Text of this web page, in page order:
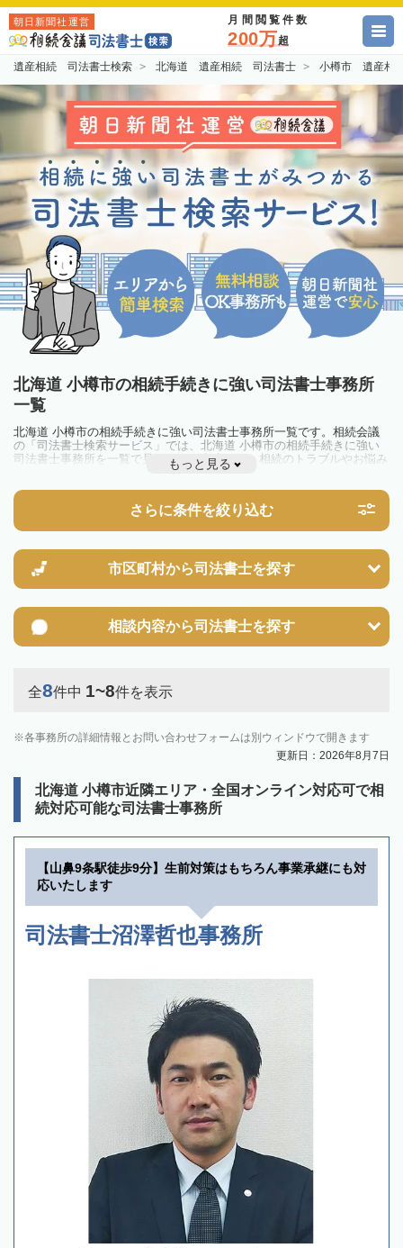
朝日新聞社運営 月間閲覧件数
200万超
遺産相続 司法書士検索 北海道 遺産相続 司法書士 小樽市 遺産相
北海道 小樽市の相続手続きに強い司法書士事務所
一覧
北海道 小樽市の相続手続きに強い司法書士事務所一覧です。相続会議
の「司法書士検索サービス」では、北海道 小樽市の相続手続きに強い
司法書士事務所を一覧で見ることが出来ます。相続のトラブルやお悩み
を抱えている方は一度近隣の司法書士に相談してみましょう。
もっと見る
さらに条件を絞り込む
市区町村から司法書士を探す
相談内容から司法書士を探す
全8件中 1~8件を表示
各事務所の詳細情報とお問い合わせフォームは別ウィンドウで開きます
更新日：2026年8月7日
北海道 小樽市近隣エリア・全国オンライン対応可で相
続対応可能な司法書士事務所
【山鼻9条駅徒歩9分】生前対策はもちろん事業承継にも対
応いたします
司法書士沼澤哲也事務所